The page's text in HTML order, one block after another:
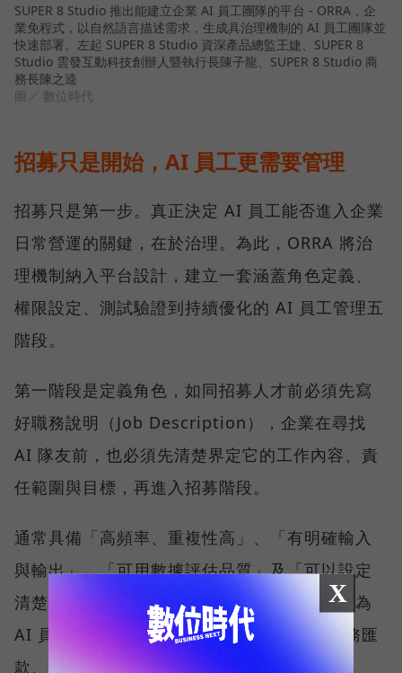
SUPER 8 Studio 推出能建立企業 AI 員工團隊的平台 - ORRA，企
業免程式，以自然語言描述需求，生成具治理機制的 AI 員工團隊並
快速部署。左起 SUPER 8 Studio 資深產品總監王婕、SUPER 8
Studio 雲發互動科技創辦人暨執行長陳子龍、SUPER 8 Studio 商
務長陳之逵
圖／ 數位時代
招募只是開始，AI 員工更需要管理
招募只是第一步。真正決定 AI 員工能否進入企業
日常營運的關鍵，在於治理。為此，ORRA 將治
理機制納入平台設計，建立一套涵蓋角色定義、
權限設定、測試驗證到持續優化的 AI 員工管理五
階段。
第一階段是定義角色，如同招募人才前必須先寫
好職務說明（Job Description），企業在尋找
AI 隊友前，也必須先清楚界定它的工作內容、責
任範圍與目標，再進入招募階段。
通常具備「高頻率、重複性高」、「有明確輸入
與輸出」、「可用數據評估品質」及「可以設定
清楚權限與邊界」四項特性的工作，最適合作為
AI 員工的第一個應用場景。相反地，涉及財務匯
款、人際互動、情感信任，或美感判斷等高風
X